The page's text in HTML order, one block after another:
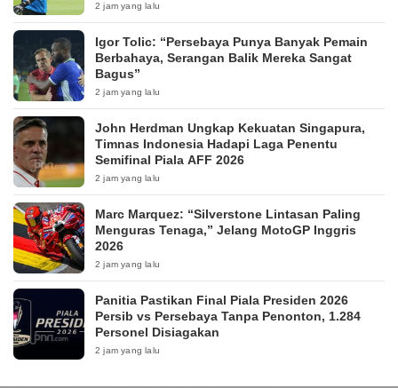
2 jam yang lalu
Igor Tolic: “Persebaya Punya Banyak Pemain
Berbahaya, Serangan Balik Mereka Sangat
Bagus”
2 jam yang lalu
John Herdman Ungkap Kekuatan Singapura,
Timnas Indonesia Hadapi Laga Penentu
Semifinal Piala AFF 2026
2 jam yang lalu
Marc Marquez: “Silverstone Lintasan Paling
Menguras Tenaga,” Jelang MotoGP Inggris
2026
2 jam yang lalu
Panitia Pastikan Final Piala Presiden 2026
Persib vs Persebaya Tanpa Penonton, 1.284
Personel Disiagakan
2 jam yang lalu